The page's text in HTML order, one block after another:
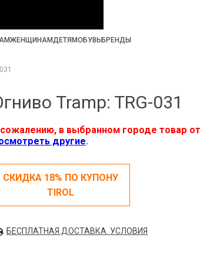
ЖЕНЩИНАМДЕТЯМОБУВЬ БРЕНДЫ
Tramp: TRG-031
в выбранном городе товар
другие.
СКИДКА 18% ПО КУПОНУ
TIROL
БЕСПЛАТНАЯ ДОСТАВКА. УСЛОВИЯ